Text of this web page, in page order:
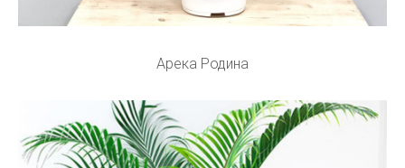
Арека Родина